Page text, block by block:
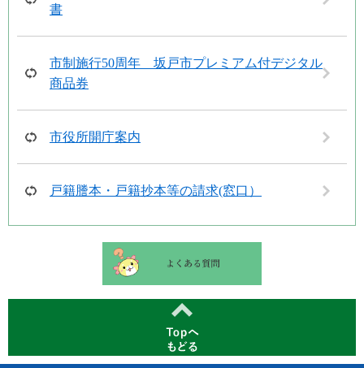
書
市制施行50周年 坂戸市プレミアム付デジタル
商品券
市役所開庁案内
戸籍謄本・戸籍抄本等の請求(窓口）